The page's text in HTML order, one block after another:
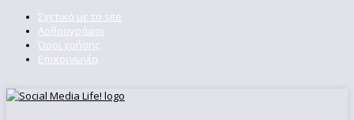
Σχετικά με το site
Αρθρογράφοι
Όροι χρήσης
Επικοινωνία